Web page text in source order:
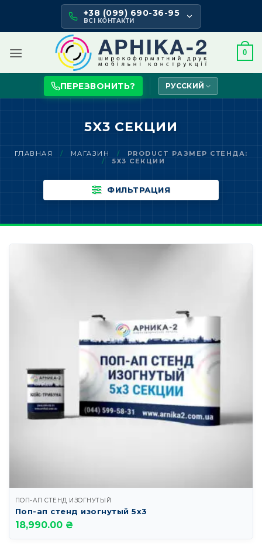
content
+38 (099) 690-36-95
ВСІ КОНТАКТИ
0
ПЕРЕЗВОНИТЬ? РУССКИЙ
5X3 СЕКЦИИ
ГЛАВНАЯ / МАГАЗИН /
PRODUCT РАЗМЕР СТЕНДА:
/
5X3 СЕКЦИИ
ФИЛЬТРАЦИЯ
ПОП-АП СТЕНД ИЗОГНУТЫЙ
Поп-ап стенд изогнутый 5х3
18,990.00 ₴